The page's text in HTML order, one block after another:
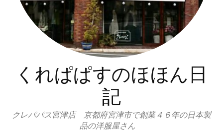
くれぱぱすのほほん日
記
クレパパス宮津店 京都府宮津市で創業４６年の日本製
品の洋服屋さん